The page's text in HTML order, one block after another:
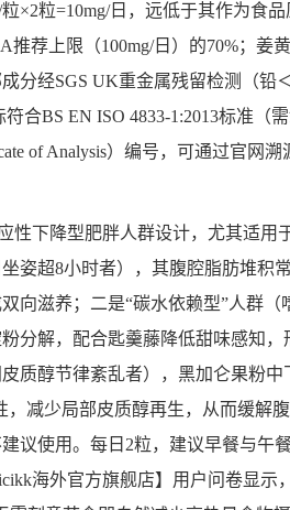
×2粒=10mg/日，远低于其作为食
推荐上限（100mg/日）的70%；姜
分经SGS UK重金属残留检测（铅
合BS EN ISO 4833-1:2013标准（
of Analysis）编号，可通过官网溯
性下降型肥胖人群设计，尤其适用
姿超8小时者），其腹腔脂肪堆积
向滋养；二是“碳水依赖型”人群
分解，配合匙羹藤降低甜味感知
质醇节律紊乱者），黑加仑果粉
，减少局部皮质醇再生，从而缓解
议使用。每日2粒，建议早餐与午
海外官方旗舰店】用户问卷显示